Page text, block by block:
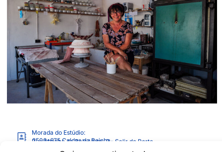
Morada do Estúdio:
Rua Moinho da Bela Vista, 8 - Salir do Porto
2500–675 Caldas da Rainha
+351919847172